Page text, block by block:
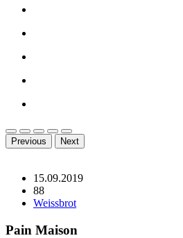
Previous Next
15.09.2019
88
Weissbrot
Pain Maison